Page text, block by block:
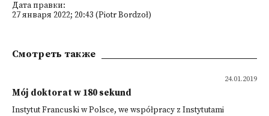
Дата правки:
27 января 2022; 20:43 (Piotr Bordzoł)
Смотреть также
24.01.2019
Mój doktorat w 180 sekund
Instytut Francuski w Polsce, we współpracy z Instytutami